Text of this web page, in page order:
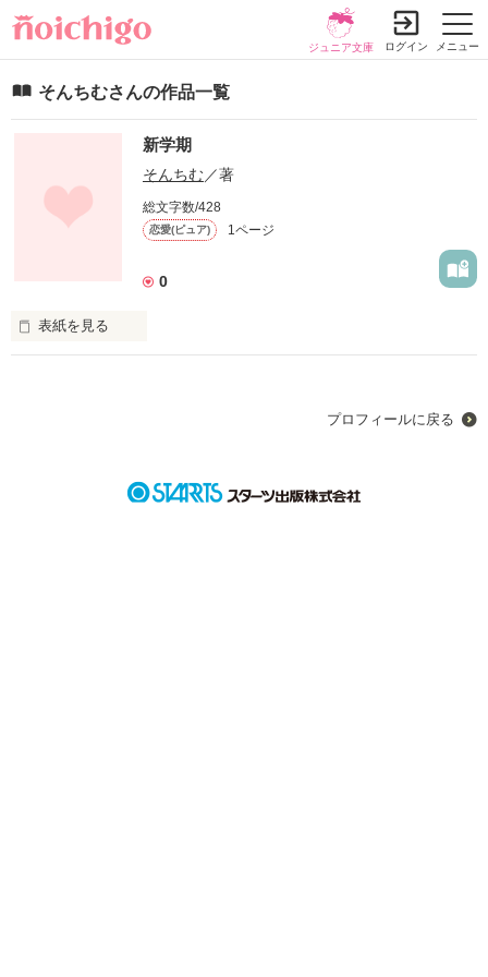
メニュー
ジュニア文庫 ログイン
そんちむさんの作品一覧
新学期
そんちむ／著
総文字数/428
恋愛(ピュア) 1ページ
0
表紙を見る
プロフィールに戻る